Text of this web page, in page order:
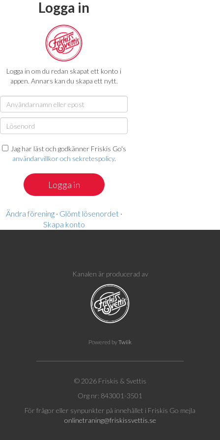
Logga in
Logga in om du redan skapat ett konto i
appen. Annars kan du skapa ett nytt.
Jag har läst och godkänner Friskis Go's
användarvillkor och sekretespolicy.
Ändra förening· Glömt lösenordet·
Skapa konto
Kanalen är producerad av
Powered byTwiik
© 2026 Friskis & Svettis
Org nr: 843001-3501
För frågor eller synpunkter på innehållet i Friskis Go mejla
onlinetraning@friskissvettis.se